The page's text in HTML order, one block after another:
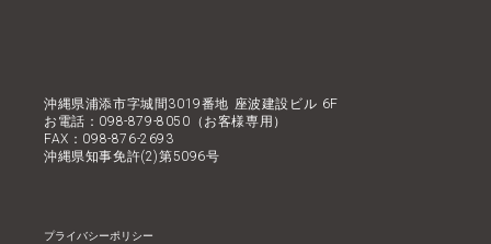
沖縄県浦添市字城間3019番地 座波建設ビル 6F
お電話：098-879-8050（お客様専用）
FAX：098-876-2693
沖縄県知事免許(2)第5096号
プライバシーポリシー